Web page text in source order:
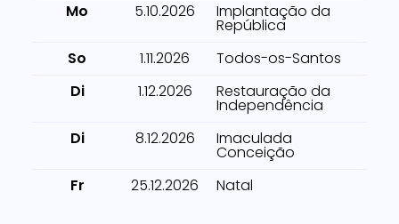
Mo
5.10.2026 Implantação da
República
So
1.11.2026
Todos-os-Santos
Di
1.12.2026 Restauração da
Independência
Di
8.12.2026 Imaculada
Conceição
Fr
25.12.2026 Natal